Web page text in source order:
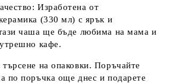
Изработена от
(330 мл) с ярък и
чаша ще бъде любима на мама и
кафе.
на опаковки. Поръчайте
по поръчка още днес и подарете